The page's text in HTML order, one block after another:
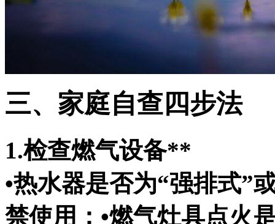
三、家庭自查四步法
1.检查燃气设备**
•热水器是否为“强排式”
禁使用；•燃气灶具点火